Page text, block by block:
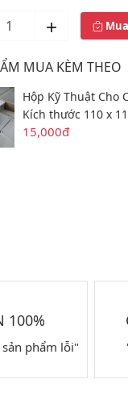
MUA KÈM THEO
Hộp Kỹ Thuật Cho
Kích thước 110 x
15,000đ
100%
phẩm lỗi"